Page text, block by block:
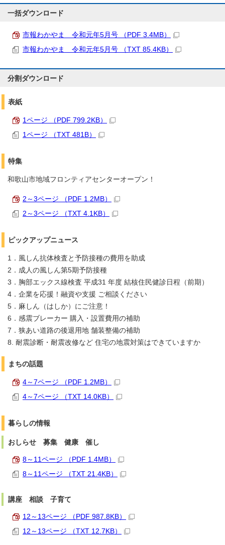
一括ダウンロード
市報わかやま 令和元年5月号 （PDF 3.4MB）
市報わかやま 令和元年5月号 （TXT 85.4KB）
分割ダウンロード
表紙
1ページ （PDF 799.2KB）
1ページ （TXT 481B）
特集
和歌山市地域フロンティアセンターオープン！
2～3ページ （PDF 1.2MB）
2～3ページ （TXT 4.1KB）
ピックアップニュース
1．風しん抗体検査と予防接種の費用を助成
2．成人の風しん第5期予防接種
3．胸部エックス線検査 平成31 年度 結核住民健診日程（前期）
4．企業を応援！融資や支援 ご相談ください
5．麻しん（はしか）にご注意！
6．感震ブレーカー 購入・設置費用の補助
7．狭あい道路の後退用地 舗装整備の補助
8. 耐震診断・耐震改修など 住宅の地震対策はできていますか
まちの話題
4～7ページ （PDF 1.2MB）
4～7ページ （TXT 14.0KB）
暮らしの情報
おしらせ 募集 健康 催し
8～11ページ （PDF 1.4MB）
8～11ページ （TXT 21.4KB）
講座 相談 子育て
12～13ページ （PDF 987.8KB）
12～13ページ （TXT 12.7KB）